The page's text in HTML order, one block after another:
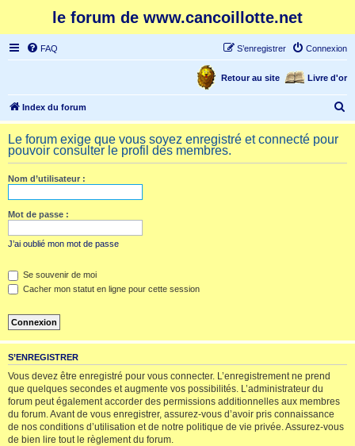
le forum de www.cancoillotte.net
FAQ Connexion
S’enregistrer
Livre d'or
Retour au site
Index du forum
e
h
Le forum exige que vous soyez enregistré et connecté pour
pouvoir consulter le profil des membres.
Nom d’utilisateur :
Mot de passe :
J’ai oublié mon mot de passe
Se souvenir de moi
Cacher mon statut en ligne pour cette session
S’ENREGISTRER
Vous devez être enregistré pour vous connecter. L’enregistrement ne prend
que quelques secondes et augmente vos possibilités. L’administrateur du
forum peut également accorder des permissions additionnelles aux membres
du forum. Avant de vous enregistrer, assurez-vous d’avoir pris connaissance
de nos conditions d’utilisation et de notre politique de vie privée. Assurez-vous
de bien lire tout le règlement du forum.